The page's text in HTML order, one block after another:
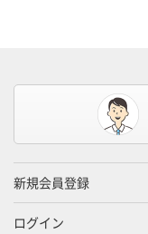
新規会員登録
ログイン